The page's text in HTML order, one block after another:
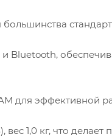
и Bluetooth,
для эффективной
вес 1,0 кг, что